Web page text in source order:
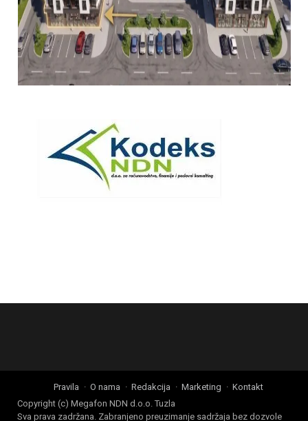
Pravila O nama Redakcija Marketing
Kontakt
Copyright (c) Megafon NDN d.o.o. Tuzla
Sva prava zadržana. Zabranjeno preuzimanje sadržaja bez dozvole